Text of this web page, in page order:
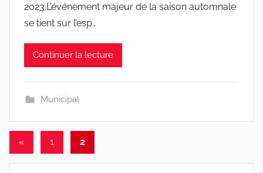
2023.L’événement majeur de la saison automnale
se tient sur l’esp…
Continuer la lecture
Municipal
Pagination
des
«Publications
précédentes
1 2